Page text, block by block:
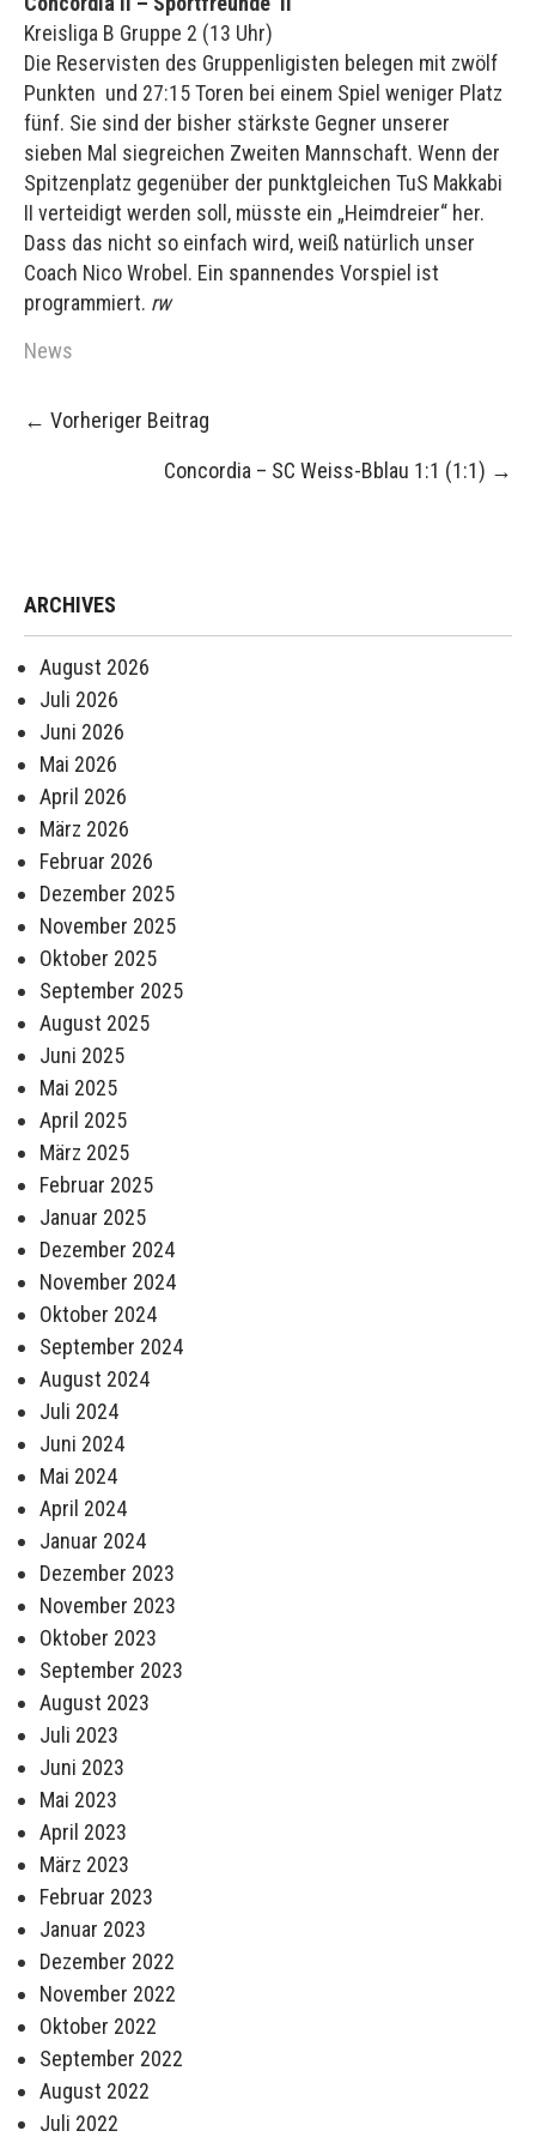
Kreisliga B Gruppe 2 (13 Uhr)
Die Reservisten des Gruppenligisten belegen mit zwölf
Punkten und 27:15 Toren bei einem Spiel weniger Platz
fünf. Sie sind der bisher stärkste Gegner unserer
sieben Mal siegreichen Zweiten Mannschaft. Wenn der
Spitzenplatz gegenüber der punktgleichen TuS Makkabi
II verteidigt werden soll, müsste ein „Heimdreier“ her.
Dass das nicht so einfach wird, weiß natürlich unser
Coach Nico Wrobel. Ein spannendes Vorspiel ist
programmiert. rw
News
Post
← Vorheriger Beitrag
Concordia – SC Weiss-Bblau 1:1 (1:1) →
ARCHIVES
August 2026
Juli 2026
Juni 2026
Mai 2026
April 2026
März 2026
Februar 2026
Dezember 2025
November 2025
Oktober 2025
September 2025
August 2025
Juni 2025
Mai 2025
April 2025
März 2025
Februar 2025
Januar 2025
Dezember 2024
November 2024
Oktober 2024
September 2024
August 2024
Juli 2024
Juni 2024
Mai 2024
April 2024
Januar 2024
Dezember 2023
November 2023
Oktober 2023
September 2023
August 2023
Juli 2023
Juni 2023
Mai 2023
April 2023
März 2023
Februar 2023
Januar 2023
Dezember 2022
November 2022
Oktober 2022
September 2022
August 2022
Juli 2022